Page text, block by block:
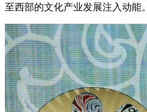
至西部的文化产业发展注入动能。